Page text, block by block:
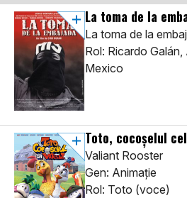
La toma de la
La toma de la
Rol: Ricardo
Mexico
Toto, cocoșelul
Valiant Rooster
Gen: Animaţie
Rol: Toto (voce)